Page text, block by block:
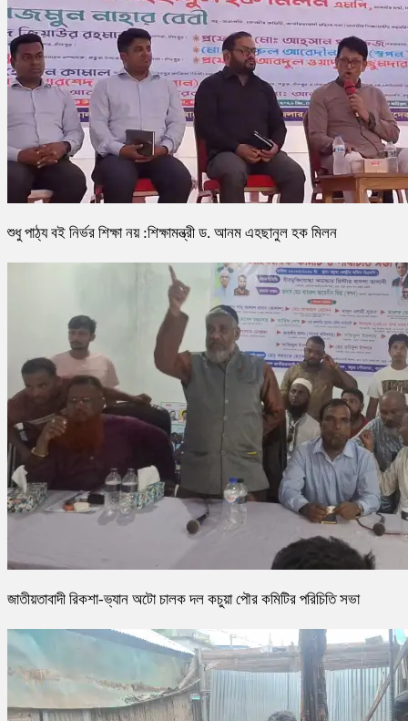
শুধু পাঠ্য বই নির্ভর শিক্ষা নয় :শিক্ষামন্ত্রী ড. আনম এহছানুল হক মিলন
জাতীয়তাবাদী রিকশা-ভ্যান অটো চালক দল কচুয়া পৌর কমিটির পরিচিতি সভা